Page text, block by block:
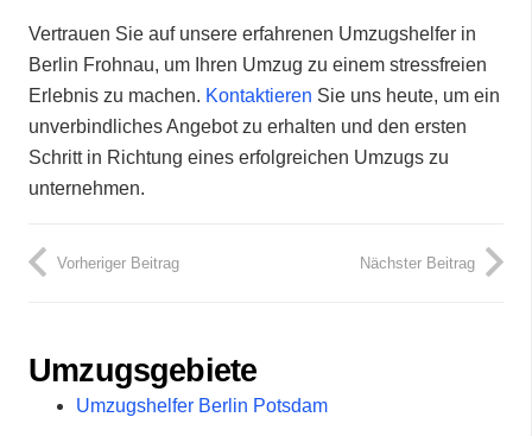
Vertrauen Sie auf unsere erfahrenen Umzugshelfer in
Berlin Frohnau, um Ihren Umzug zu einem stressfreien
Erlebnis zu machen. Kontaktieren Sie uns heute, um ein
unverbindliches Angebot zu erhalten und den ersten
Schritt in Richtung eines erfolgreichen Umzugs zu
unternehmen.
Vorheriger Beitrag Nächster Beitrag
Umzugsgebiete
Umzugshelfer Berlin Potsdam